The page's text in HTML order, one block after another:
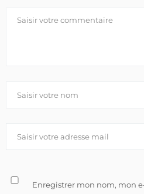
Enregistrer mon nom, mon